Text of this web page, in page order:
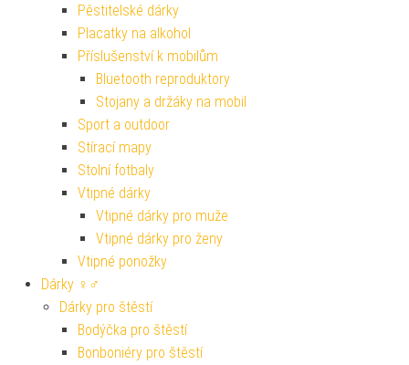
Pěstitelské dárky
Placatky na alkohol
Příslušenství k mobilům
Bluetooth reproduktory
Stojany a držáky na mobil
Sport a outdoor
Stírací mapy
Stolní fotbaly
Vtipné dárky
Vtipné dárky pro muže
Vtipné dárky pro ženy
Vtipné ponožky
Dárky ♀♂
Dárky pro štěstí
Bodýčka pro štěstí
Bonboniéry pro štěstí